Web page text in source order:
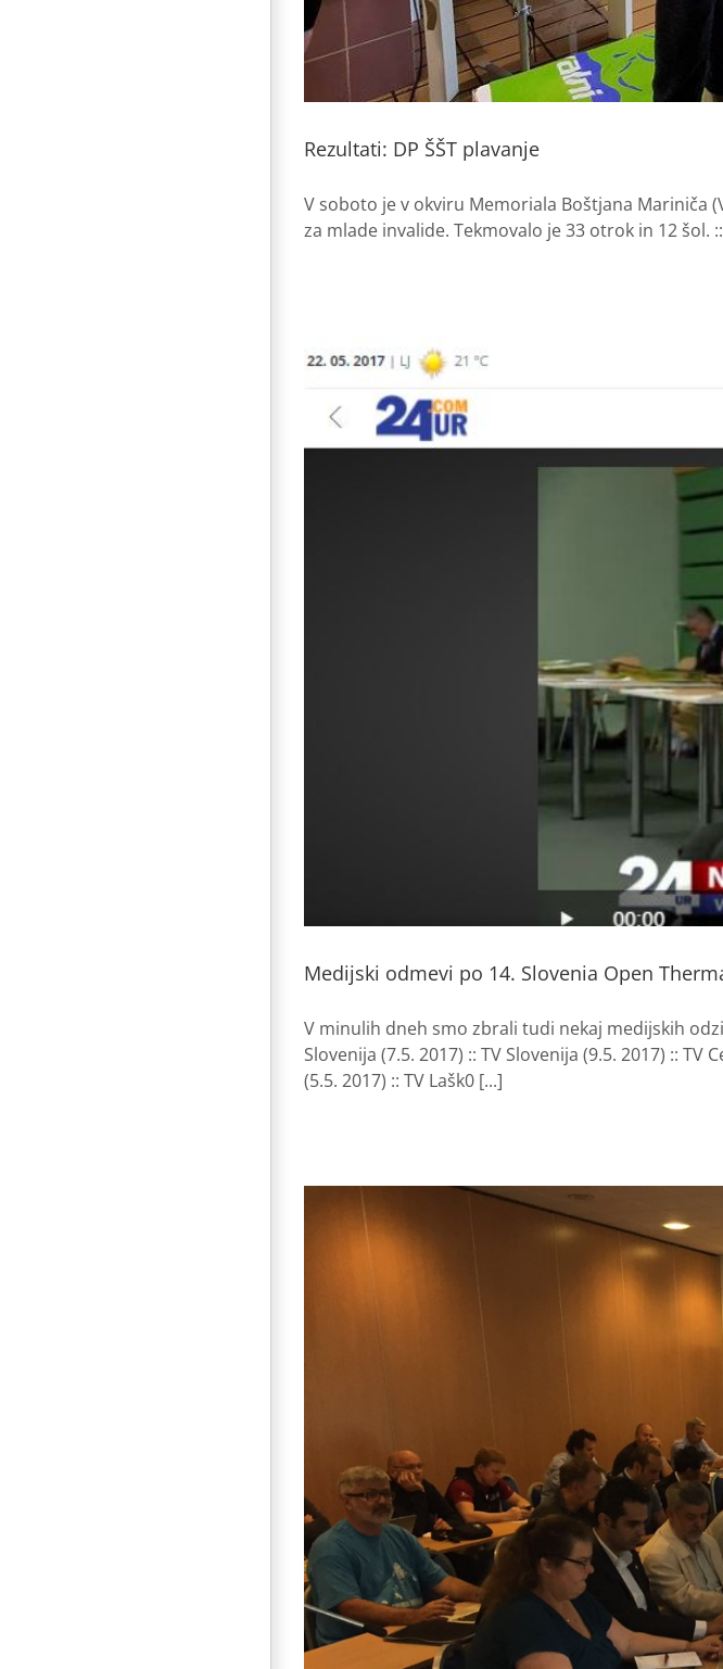
Rezultati: DP ŠŠT plavanje
V soboto je v okviru Memoriala Boštjana Mariniča
za mlade invalide. Tekmovalo je 33 otrok in 12 šol.
Medijski odmevi po 14. Slovenia Open
V minulih dneh smo zbrali tudi nekaj medijskih
Slovenija (7.5. 2017) :: TV Slovenija (9.5. 2017) :: TV
(5.5. 2017) :: TV Lašk0 [...]